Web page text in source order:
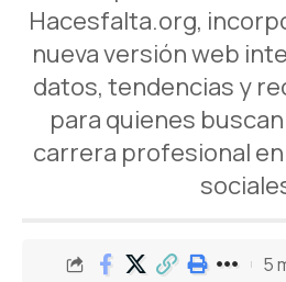
Hacesfalta.org,
nueva versión web
datos, tendencias y
para quienes
carrera profesional
5